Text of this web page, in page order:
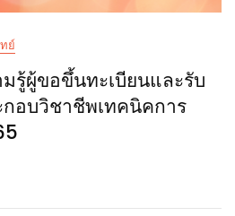
ย์
รู้ผู้ขอขึ้นทะเบียนและรับ
อบวิชาชีพเทคนิคการ